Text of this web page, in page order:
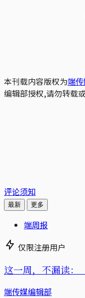
本刊载内容版权为端
编辑部授权,请勿转载
评论须知
最新 更多
端周报
仅限注册用户
这一周，不漏读：
端传媒编辑部